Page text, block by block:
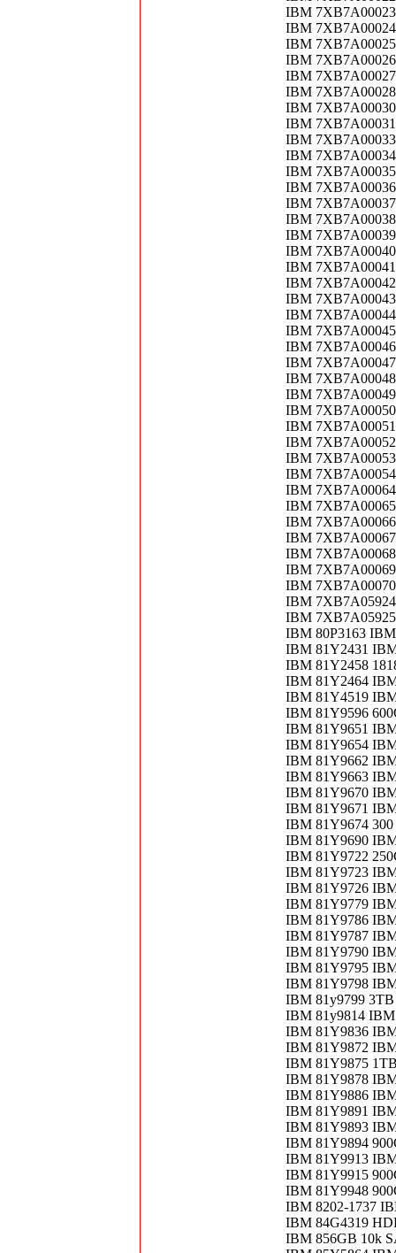
IBM
IBM
IBM
IBM
IBM
IBM
IBM
IBM
IBM
IBM
IBM
IBM
IBM
IBM
IBM
IBM
IBM
IBM
IBM
IBM
IBM
IBM
IBM
IBM
IBM
IBM
IBM
IBM
IBM
IBM
IBM
IBM
IBM
IBM
IBM
IBM
IBM
IBM
IBM
IBM 80P3163
IBM 81Y2431
IBM 81Y2458
IBM 81Y2464
IBM 81Y4519
IBM 81Y9596
IBM 81Y9651
IBM 81Y9654
IBM 81Y9662
IBM 81Y9663
IBM 81Y9670
IBM 81Y9671
IBM 81Y9674 300
IBM 81Y9690
IBM 81Y9722
IBM 81Y9723
IBM 81Y9726
IBM 81Y9779
IBM 81Y9786
IBM 81Y9787
IBM 81Y9790
IBM 81Y9795
IBM 81Y9798
IBM 81y9799
IBM 81y9814
IBM 81Y9836
IBM 81Y9872
IBM 81Y9875
IBM 81Y9878
IBM 81Y9886
IBM 81Y9891
IBM 81Y9893
IBM 81Y9894
IBM 81Y9913
IBM 81Y9915
IBM 81Y9948
IBM 8202-1737
IBM 84G4319
IBM 856GB 10k